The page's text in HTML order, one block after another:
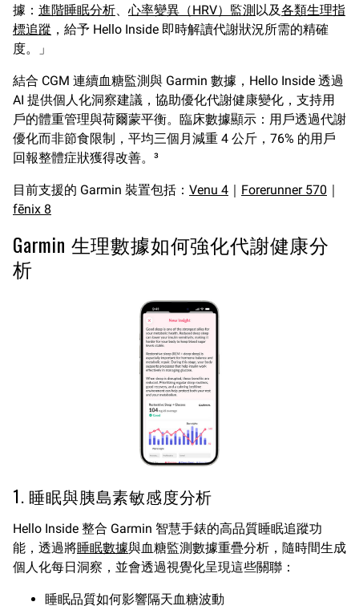
據： 進階睡眠分析、 心率變異（HRV）監測 以及各類生理指
標追蹤 ，給予 Hello Inside 即時解讀代謝狀況所需的精確
度。」
結合 CGM 連續血糖監測與 Garmin 數據，Hello Inside 透過
AI 提供個人化洞察建議，協助優化代謝健康變化，支持用
戶的體重管理與荷爾蒙平衡。臨床數據顯示：用戶透過代謝
優化而非節食限制，平均三個月減重 4 公斤，76% 的用戶
回報整體症狀獲得改善。³
目前支援的 Garmin 裝置包括： Venu 4 Forerunner 570
fēnix 8
Garmin 生理數據如何強化代謝健康分
析
1. 睡眠與胰島素敏感度分析
Hello Inside 整合 Garmin 智慧手錶的高品質睡眠追蹤功
能，透過將睡眠數據與血糖監測數據重疊分析，隨時間生成
個人化每日洞察，並會透過視覺化呈現這些關聯：
睡眠品質如何影響隔天血糖波動